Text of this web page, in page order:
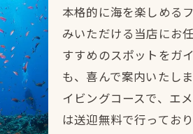
本格的に海を楽しめる
みいただける当店にお
すすめのスポットをガ
も、喜んで案内いたし
イビングコースで、エ
は送迎無料で行ってお